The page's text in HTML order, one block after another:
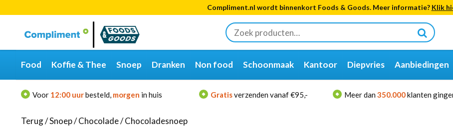
Compliment.nl wordt binnenkort Foods & Goods. Meer informatie? Klik
Zoeken
naar:
Categorieën
Merken
Food Koffie & Thee Snoep Dranken Non food Schoonmaak Kantoor Diepvries Aanbiedingen
Voor 12:00 uurbesteld, morgen in huis Gratisverzenden vanaf €95,- Meer dan 350.000klanten
Terug/Snoep/Chocolade/Chocoladesnoep